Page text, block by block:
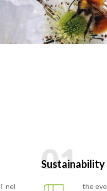
nel
Sustainability
the